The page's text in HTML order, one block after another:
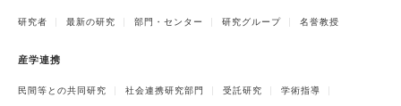
研究者 最新の研究 部門・センター 研究グループ 名誉教授
産学連携
民間等との共同研究 社会連携研究部門 受託研究 学術指導